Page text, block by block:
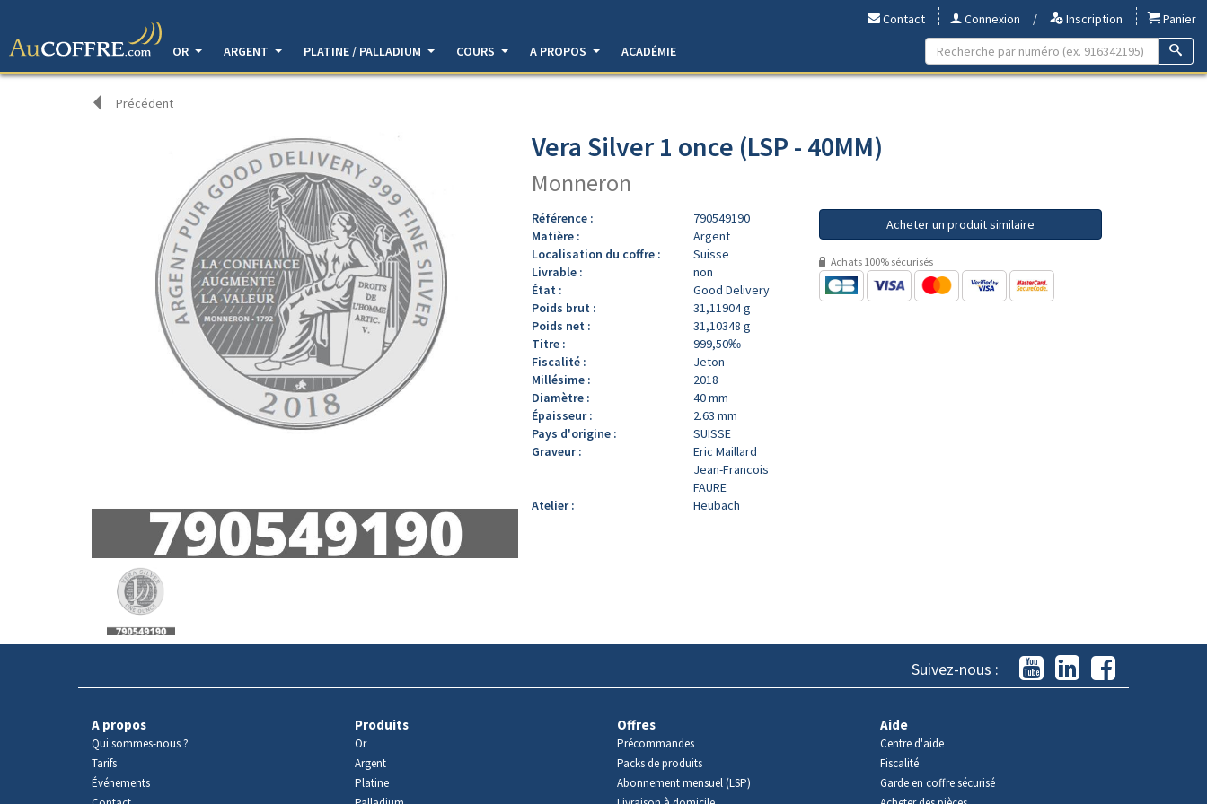
Contact Connexion / Inscription
Panier
OR
ARGENT PLATINE / PALLADIUM COURS A PROPOS ACADÉMIE
Précédent
produit
Vera Silver 1 once (LSP - 40MM)
Monneron
Référence :
790549190
Matière :
Argent
Localisation du coffre :
Suisse
Livrable :
non
État :
Good Delivery
Poids brut :
31,11904 g
Poids net :
31,10348 g
Titre :
999,50‰
Fiscalité :
Jeton
Millésime :
2018
Diamètre :
40 mm
Épaisseur :
2.63 mm
Pays d'origine :
SUISSE
Graveur :
Eric Maillard
Jean-Francois
FAURE
Atelier :
Heubach
Acheter un produit similaire
Achats 100% sécurisés
Suivez-nous :
A propos
Qui sommes-nous ?
Tarifs
Événements
Produits
Or
Argent
Platine
Offres
Précommandes
Packs de produits
Abonnement mensuel (LSP)
Aide
Centre d'aide
Fiscalité
Garde en coffre sécurisé